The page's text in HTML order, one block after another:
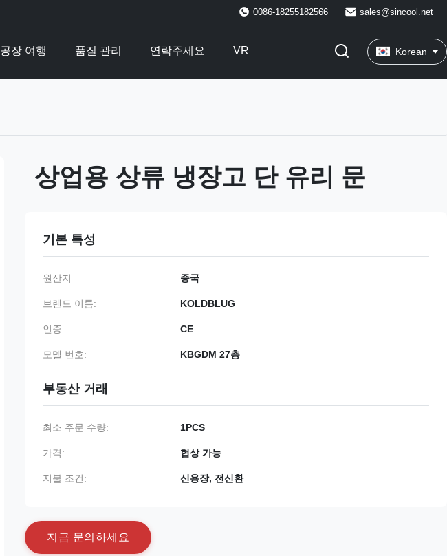
0086-18255182566 sales@sincool.net
공장 여행 품질 관리 연락주세요 VR Korean
상업용 상류 냉장고 단 유리 문
기본 특성
원산지: 중국
브랜드 이름: KOLDBLUG
인증: CE
모델 번호: KBGDM 27층
부동산 거래
최소 주문 수량: 1PCS
가격: 협상 가능
지불 조건: 신용장, 전신환
지 금 문의 하세 요